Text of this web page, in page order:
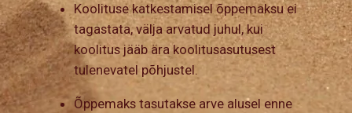
Koolituse katkestamisel õppemaksu ei
tagastata, välja arvatud juhul, kui
koolitus jääb ära koolitusasutusest
tulenevatel põhjustel.
Õppemaks tasutakse arve alusel enne